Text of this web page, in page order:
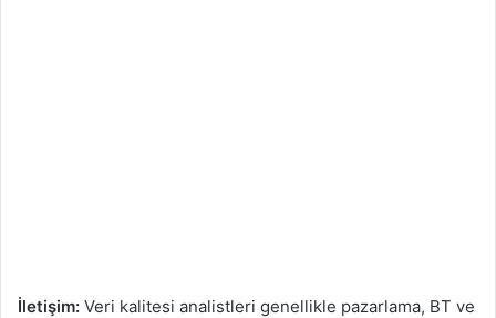
İletişim: Veri kalitesi analistleri genellikle pazarlama, BT ve